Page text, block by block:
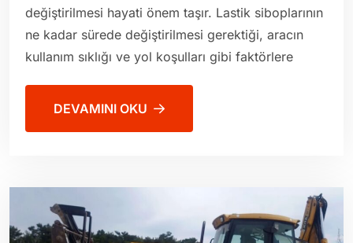
değiştirilmesi hayati önem taşır. Lastik siboplarının
ne kadar sürede değiştirilmesi gerektiği, aracın
kullanım sıklığı ve yol koşulları gibi faktörlere
DEVAMINI OKU